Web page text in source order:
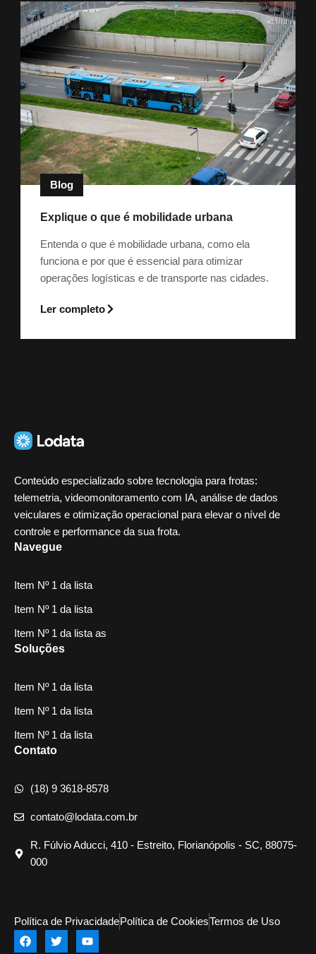
Blog
Explique o que é mobilidade urbana
Entenda o que é mobilidade urbana, como ela
funciona e por que é essencial para otimizar
operações logísticas e de transporte nas cidades.
Ler completo
Conteúdo especializado sobre tecnologia para frotas:
telemetria, videomonitoramento com IA, análise de dados
veiculares e otimização operacional para elevar o nível de
controle e performance da sua frota.
Navegue
Item Nº 1 da lista
Item Nº 1 da lista
Item Nº 1 da lista as
Soluções
Item Nº 1 da lista
Item Nº 1 da lista
Item Nº 1 da lista
Contato
(18) 9 3618-8578
contato@lodata.com.br
R. Fúlvio Aducci, 410 - Estreito, Florianópolis - SC, 88075-
000
Política de PrivacidadePolítica de CookiesTermos de Uso